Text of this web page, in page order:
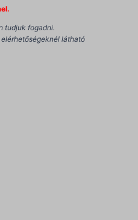
tudjuk fogadni.
látható